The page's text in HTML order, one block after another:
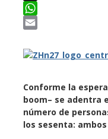
X
WhatsApp
Conforme la
boom– se adentra
número de
los sesenta: